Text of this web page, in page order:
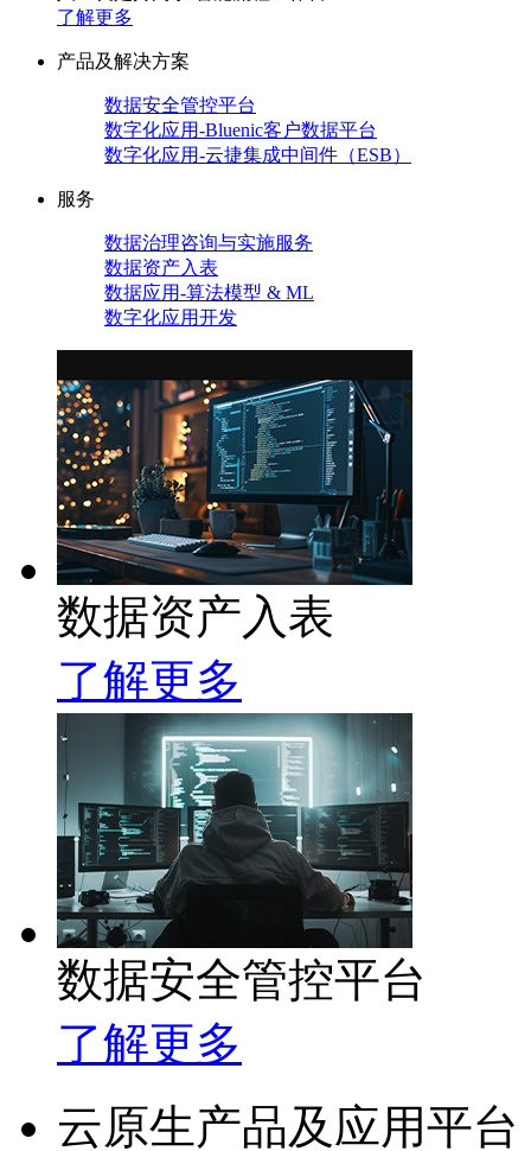
了解更多
产品及解决方案
数据安全管控平台
数字化应用-Bluenic客户数据平台
数字化应用-云捷集成中间件（ESB）
服务
数据治理咨询与实施服务
数据资产入表
数据应用-算法模型 & ML
数字化应用开发
数据资产入表
了解更多
数据安全管控平台
了解更多
云原生产品及应用平台